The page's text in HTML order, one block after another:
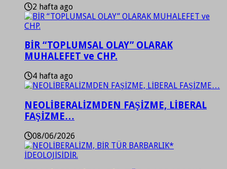
2 hafta ago
BİR “TOPLUMSAL OLAY” OLARAK
MUHALEFET ve CHP.
4 hafta ago
NEOLİBERALİZMDEN FAŞİZME, LİBERAL
FAŞİZME…
08/06/2026